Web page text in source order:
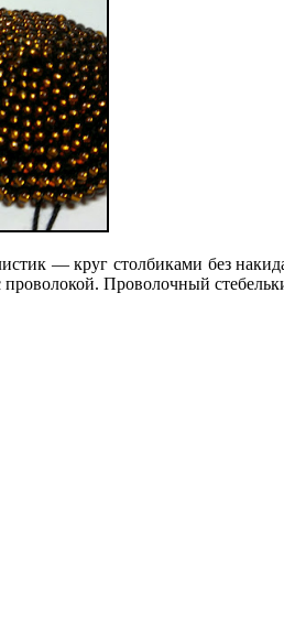
— круг столбиками без
проволокой. Проволочный